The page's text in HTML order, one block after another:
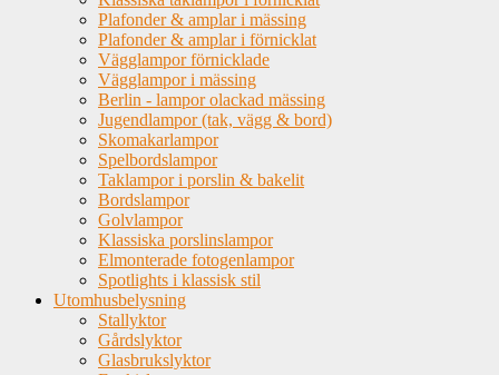
Plafonder & amplar i mässing
Plafonder & amplar i förnicklat
Vägglampor förnicklade
Vägglampor i mässing
Berlin - lampor olackad mässing
Jugendlampor (tak, vägg & bord)
Skomakarlampor
Spelbordslampor
Taklampor i porslin & bakelit
Bordslampor
Golvlampor
Klassiska porslinslampor
Elmonterade fotogenlampor
Spotlights i klassisk stil
Utomhusbelysning
Stallyktor
Gårdslyktor
Glasbrukslyktor